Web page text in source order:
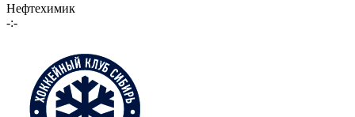
Нефтехимик
-:-